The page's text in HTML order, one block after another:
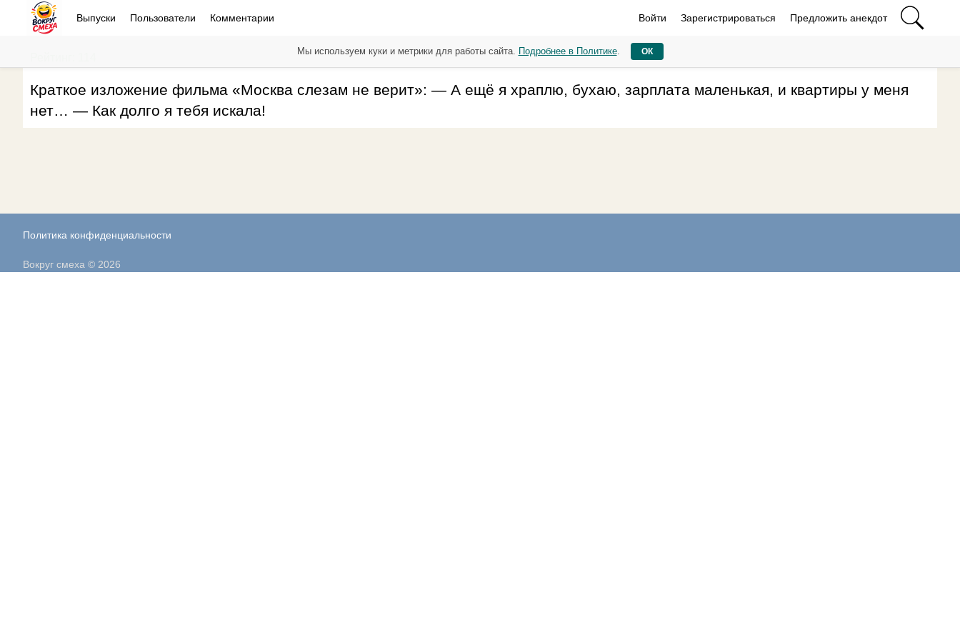
Выпуски Пользователи Комментарии Войти Зарегистрироваться Предложить анекдот
Краткое изложение фильма «Москва слезам не верит»: — А ещё я храплю, бухаю, зарплата маленькая, и квартиры у меня
нет… — Как долго я тебя искала!
Политика конфиденциальности
Мы используем куки и метрики для работы сайта. Подробнее в Политике. ОК
Вокруг смеха © 2026